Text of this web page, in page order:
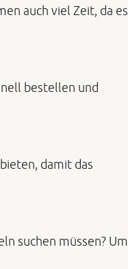
auch viel Zeit, da es
bestellen und
damit das
suchen müssen? Um